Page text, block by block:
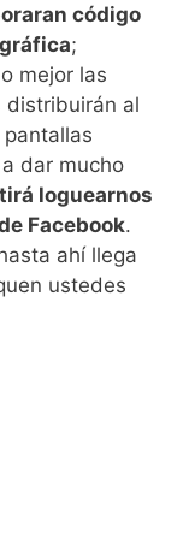
código
;
mejor las
distribuirán al
dar mucho
loguearnos
Facebook.
ahí llega
ustedes